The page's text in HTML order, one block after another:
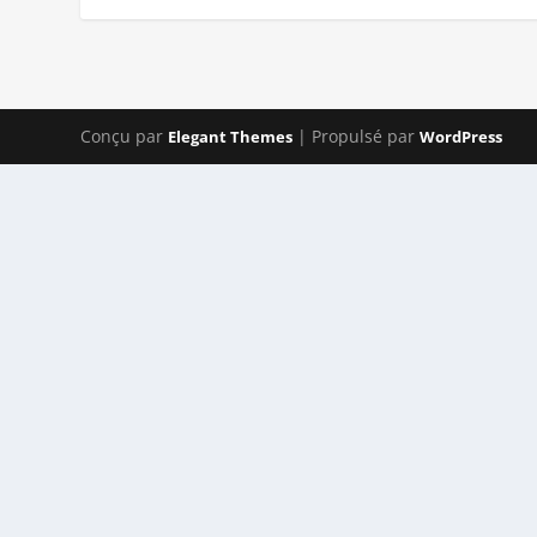
Conçu par Elegant Themes | Propulsé parWordPress